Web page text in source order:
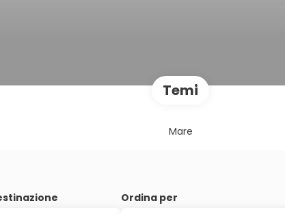
Temi
Mare
Ordina per